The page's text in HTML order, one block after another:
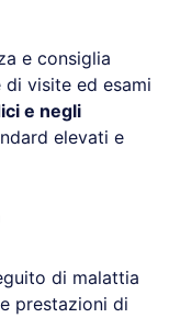
e consiglia
visite ed esami
e negli
elevati e
di malattia
prestazioni di